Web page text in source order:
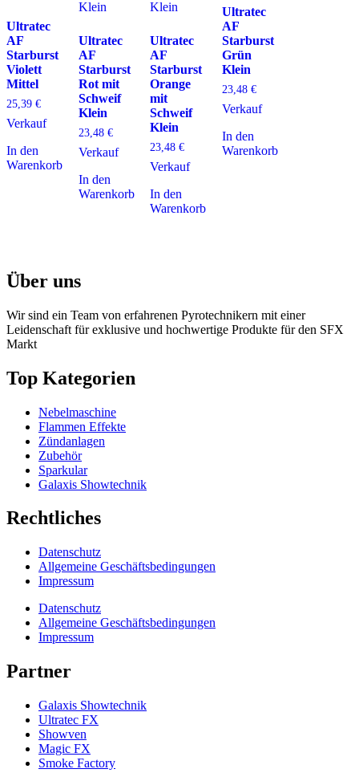
Ultratec
AF
Starburst
Violett
Mittel
25,39 €
Verkauf
In den
Warenkorb
Ultratec
AF
Starburst
Rot mit
Schweif
Klein
23,48 €
Verkauf
In den
Warenkorb
Ultratec
AF
Starburst
Orange
mit
Schweif
Klein
23,48€
Verkauf
In den
Warenkorb
Ultratec
AF
Starburst
Grün
Klein
23,48 €
Verkauf
In den
Warenkorb
Über uns
Wir sind ein Team von erfahrenen Pyrotechnikern mit einer
Leidenschaft für exklusive und hochwertige Produkte für den SFX
Markt
Top Kategorien
Nebelmaschine
Flammen Effekte
Zündanlagen
Zubehör
Sparkular
Galaxis Showtechnik
Rechtliches
Datenschutz
Allgemeine Geschäftsbedingungen
Impressum
Datenschutz
Allgemeine Geschäftsbedingungen
Impressum
Partner
Galaxis Showtechnik
Ultratec FX
Showven
Magic FX
Smoke Factory